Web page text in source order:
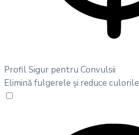
Profil Sigur pentru Convulsii
Elimină fulgerele și reduce culorile